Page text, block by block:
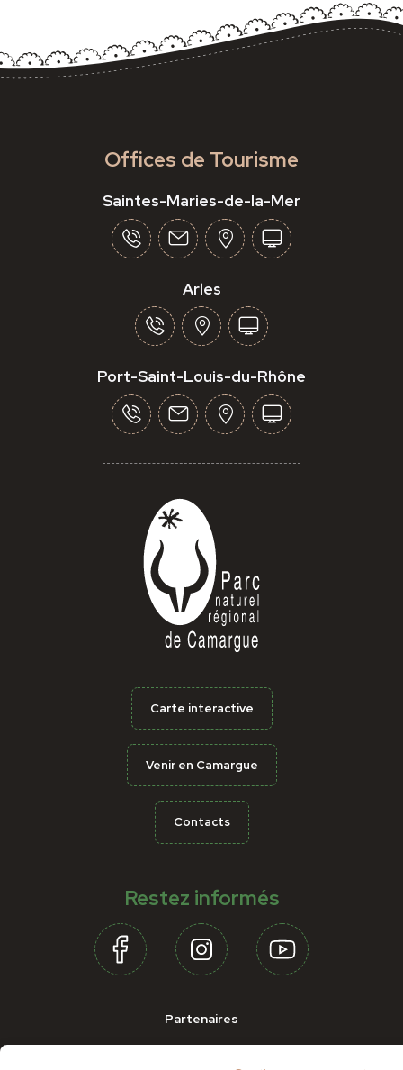
Offices de Tourisme
Saintes-Maries-de-la-Mer
Arles
Port-Saint-Louis-du-Rhône
Carte interactive
Venir en Camargue
Contacts
Restez informés
Partenaires